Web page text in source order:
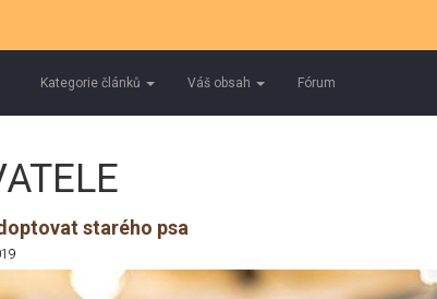
Kategorie článků Váš obsah Fórum
starého psa